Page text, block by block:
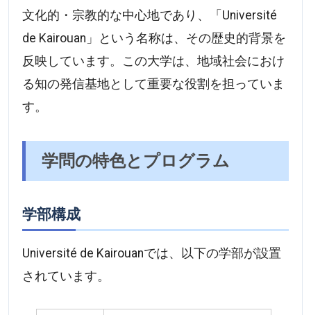
文化的・宗教的な中心地であり、「Université
de Kairouan」という名称は、その歴史的背景を
反映しています。この大学は、地域社会におけ
る知の発信基地として重要な役割を担っていま
す。
学問の特色とプログラム
学部構成
Université de Kairouanでは、以下の学部が設置
されています。